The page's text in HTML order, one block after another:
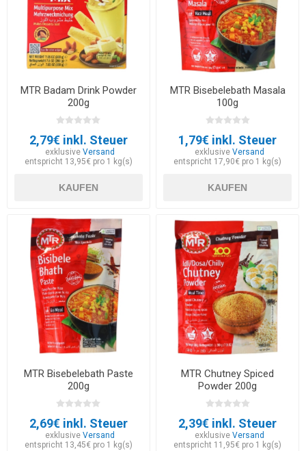
MTR Badam Drink Powder
200g
2,79€ inkl. Steuer
exklusiveVersand
entspricht 13,95€ pro 1 kg(s)
KAUFEN
MTR Bisebelebath Masala
100g
1,79€ inkl. Steuer
exklusive Versand
entspricht 17,90€ pro 1 kg(s)
KAUFEN
MTR Bisebelebath Paste
200g
2,69€ inkl. Steuer
exklusiveVersand
entspricht 13,45€ pro 1 kg(s)
MTR Chutney Spiced
Powder 200g
2,39€ inkl. Steuer
exklusive Versand
entspricht 11,95€ pro 1 kg(s)